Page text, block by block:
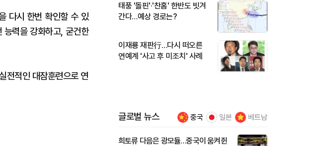
다시 한번 확인할 수 있
능력을 강화하고, 굳건한
전적인 대잠훈련으로 연
태풍 '돌핀'·'찬홈' 한반도 빗겨
간다…예상 경로는?
이재룡 재판行…다시 떠오른
연예계 '사고 후 미조치' 사례
글로벌 뉴스 중국 일본 베트남
희토류 다음은 광모듈…중국이 움켜쥔